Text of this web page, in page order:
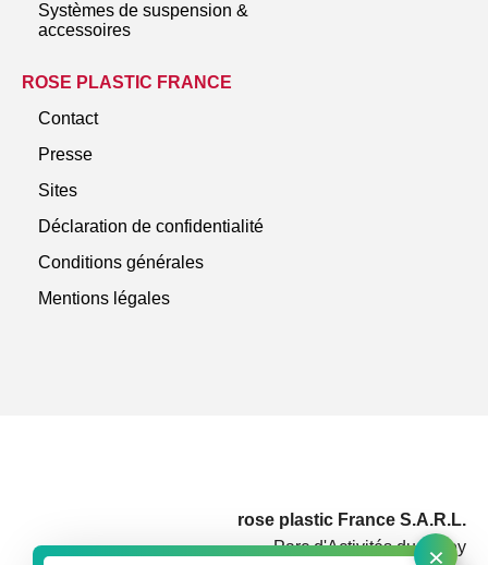
×
rose plastic France S.A.R.L.
Parc d'Activités du Rotey
Systèmes de suspension &
accessoires
ROSE PLASTIC FRANCE
Contact
Presse
Sites
Déclaration de confidentialité
Conditions générales
Mentions légales